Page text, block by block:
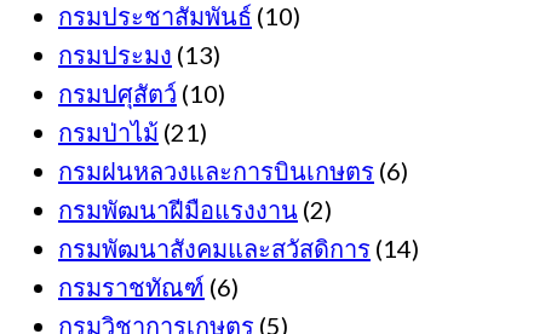
กรมประชาสัมพันธ์ (10)
กรมประมง (13)
กรมปศุสัตว์ (10)
กรมป่าไม้ (21)
กรมฝนหลวงและการบินเกษตร (6)
กรมพัฒนาฝีมือแรงงาน (2)
กรมพัฒนาสังคมและสวัสดิการ (14)
กรมราชทัณฑ์ (6)
กรมวิชาการเกษตร (5)